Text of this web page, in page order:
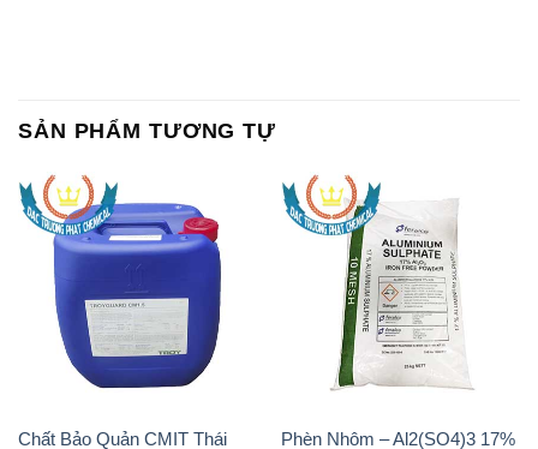
SẢN PHẨM TƯƠNG TỰ
Chất Bảo Quản CMIT Thái Phèn Nhôm – Al2(SO4)3 17%